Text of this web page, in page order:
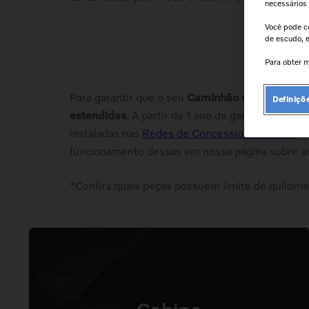
Para garantir que o seu Caminhão e Ônibus
estendidas. A partir de 1 ano de garantia e, se
instaladas nas Redes de Concessionária Volvo
funcionamento dessas em nossa página sobre
*Confira quais peças possuem limite de
º farol
kit reparo motor
necessários
Você pode
de escudo,
Para obter